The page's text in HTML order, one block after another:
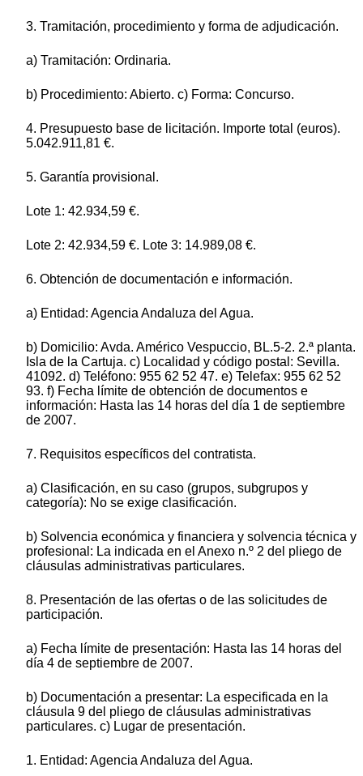
3. Tramitación, procedimiento y forma de adjudicación.
a) Tramitación: Ordinaria.
b) Procedimiento: Abierto. c) Forma: Concurso.
4. Presupuesto base de licitación. Importe total (euros).
5.042.911,81 €.
5. Garantía provisional.
Lote 1: 42.934,59 €.
Lote 2: 42.934,59 €. Lote 3: 14.989,08 €.
6. Obtención de documentación e información.
a) Entidad: Agencia Andaluza del Agua.
b) Domicilio: Avda. Américo Vespuccio, BL.5-2. 2.ª planta.
Isla de la Cartuja. c) Localidad y código postal: Sevilla.
41092. d) Teléfono: 955 62 52 47. e) Telefax: 955 62 52
93. f) Fecha límite de obtención de documentos e
información: Hasta las 14 horas del día 1 de septiembre
de 2007.
7. Requisitos específicos del contratista.
a) Clasificación, en su caso (grupos, subgrupos y
categoría): No se exige clasificación.
b) Solvencia económica y financiera y solvencia técnica y
profesional: La indicada en el Anexo n.º 2 del pliego de
cláusulas administrativas particulares.
8. Presentación de las ofertas o de las solicitudes de
participación.
a) Fecha límite de presentación: Hasta las 14 horas del
día 4 de septiembre de 2007.
b) Documentación a presentar: La especificada en la
cláusula 9 del pliego de cláusulas administrativas
particulares. c) Lugar de presentación.
1. Entidad: Agencia Andaluza del Agua.